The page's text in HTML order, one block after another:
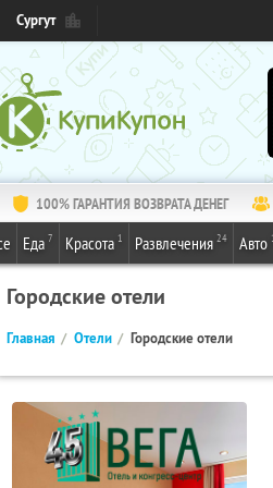
Сургут
100% ГАРАНТИЯ ВОЗВРАТА ДЕНЕГ
Еда 7 Красота 1 Развлечения 24 Авто
Городские отели
Главная Отели Городские отели